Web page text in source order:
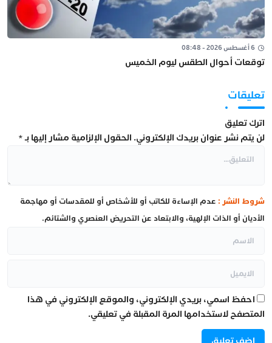
6 أغسطس 2026 - 08:48
توقعات أحوال الطقس ليوم الخميس
تعليقات
اترك تعليق
لن يتم نشر عنوان بريدك الإلكتروني. الحقول الإلزامية مشار إليها بـ*
شروط النشر : عدم الإساءة للكاتب أو للأشخاص أو للمقدسات أو مهاجمة
الأديان أو الذات الإلهية، والابتعاد عن التحريض العنصري والشتائم.
احفظ اسمي، بريدي الإلكتروني، والموقع الإلكتروني في هذا
المتصفح لاستخدامها المرة المقبلة في تعليقي.